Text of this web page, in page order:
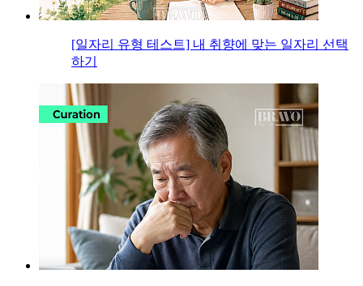
[일자리 유형 테스트] 내 취향에 맞는 일자리 선택
하기